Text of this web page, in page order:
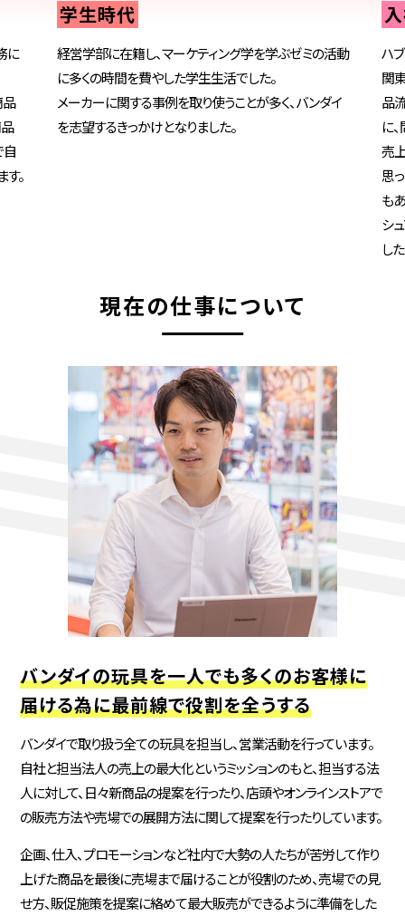
に
品
自
。
学生時代
経営学部に在籍し、マーケティング学を学ぶゼミの活動
に多くの時間を費やした学生生活でした。
メーカーに関する事例を取り使うことが多く、バンダイ
を志望するきっかけとなりました。
ハ
関
品
に
売
思
も
シ
した
現在の仕事について
バンダイの玩具を一人でも多くのお客様に
届ける為に最前線で役割を全うする
バンダイで取り扱う全ての玩具を担当し、営業活動を行っています。
自社と担当法人の売上の最大化というミッションのもと、担当する法
人に対して、日々新商品の提案を行ったり、店頭やオンラインストアで
の販売方法や売場での展開方法に関して提案を行ったりしています。
企画、仕入、プロモーションなど社内で大勢の人たちが苦労して作り
上げた商品を最後に売場まで届けることが役割のため、売場での見
せ方、販促施策を提案に絡めて最大販売ができるように準備をした